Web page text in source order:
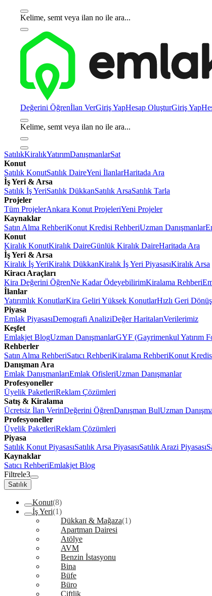
Kelime, semt veya ilan no ile ara...
Değerini Öğrenİlan VerGiriş YapHesap OluşturGiriş Yap
Kelime, semt veya ilan no ile ara...
SatılıkKiralıkYatırımDanışmanlarSat
Konut
Satılık KonutSatılık DaireYeni İlanlarHaritada Ara
İş Yeri & Arsa
Satılık İş YeriSatılık DükkanSatılık ArsaSatılık Tarla
Projeler
Tüm ProjelerAnkara Konut ProjeleriYeni Projeler
Kaynaklar
Satın Alma RehberiKonut Kredisi RehberiUzman Danışmanlar
Konut
Kiralık KonutKiralık DaireGünlük Kiralık DaireHaritada Ara
İş Yeri & Arsa
Kiralık İş YeriKiralık DükkanKiralık İş Yeri PiyasasıKiralık Arsa
Kiracı Araçları
Kira Değerini ÖğrenNe Kadar ÖdeyebilirimKiralama Rehberi
İlanlar
Yatırımlık KonutlarKira Geliri Yüksek KonutlarHızlı Geri
Piyasa
Emlak PiyasasıDemografi AnaliziDeğer HaritalarıVerilerimiz
Keşfet
Emlakjet BlogUzman DanışmanlarGYF (Gayrimenkul Yatırım
Rehberler
Satın Alma RehberiSatıcı RehberiKiralama RehberiKonut
Danışman Ara
Emlak DanışmanlarıEmlak OfisleriUzman Danışmanlar
Profesyoneller
Üyelik PaketleriReklam Çözümleri
Satış & Kiralama
Ücretsiz İlan VerinDeğerini ÖğrenDanışman BulUzman
Profesyoneller
Üyelik PaketleriReklam Çözümleri
Piyasa
Satılık Konut PiyasasıSatılık Arsa PiyasasıSatılık Arazi Piyasası
Kaynaklar
Satıcı RehberiEmlakjet Blog
Filtrele3
Satılık
Konut(8)
İş Yeri(1)
Dükkan & Mağaza(1)
Apartman Dairesi
Atölye
AVM
Benzin İstasyonu
Bina
Büfe
Büro
Çiftlik